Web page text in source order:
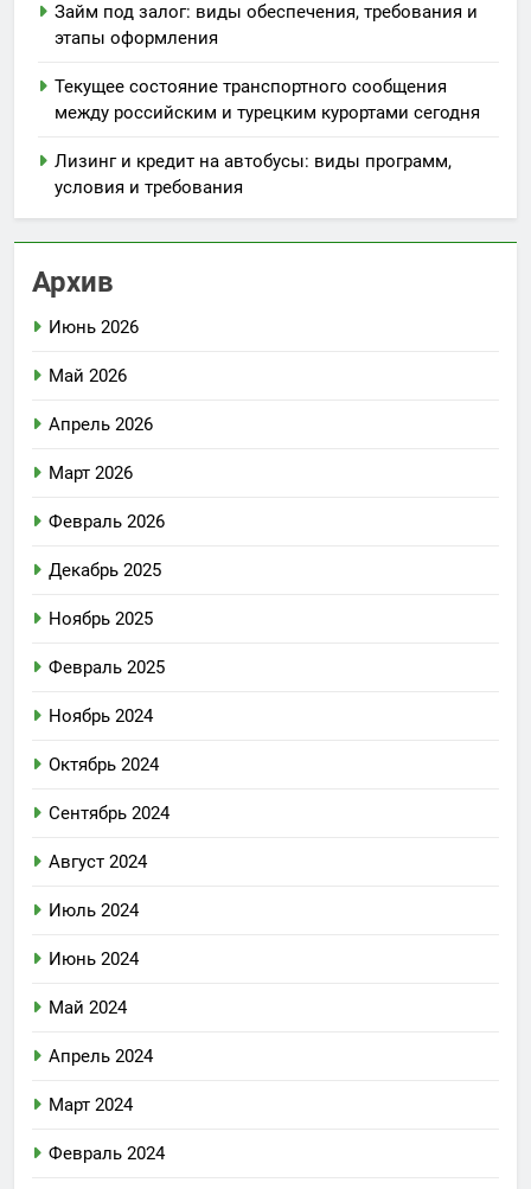
Займ под залог: виды обеспечения, требования и
этапы оформления
Текущее состояние транспортного сообщения
между российским и турецким курортами сегодня
Лизинг и кредит на автобусы: виды программ,
условия и требования
Архив
Июнь 2026
Май 2026
Апрель 2026
Март 2026
Февраль 2026
Декабрь 2025
Ноябрь 2025
Февраль 2025
Ноябрь 2024
Октябрь 2024
Сентябрь 2024
Август 2024
Июль 2024
Июнь 2024
Май 2024
Апрель 2024
Март 2024
Февраль 2024